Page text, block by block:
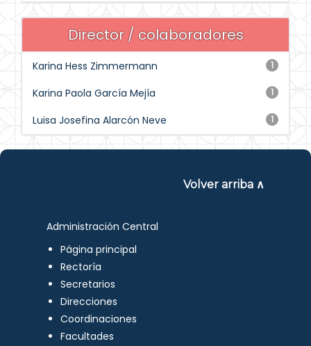
Director / colaboradores
1
Karina Hess Zimmermann
1
Karina Paola García Mejía
1
Luisa Josefina Alarcón Neve
Volver arriba ∧
Administración Central
Página principal
Rectoría
Secretarios
Direcciones
Coordinaciones
Facultades